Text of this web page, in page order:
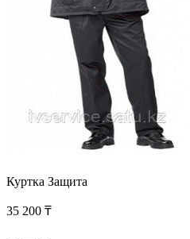
Куртка Защита
35 200 ₸